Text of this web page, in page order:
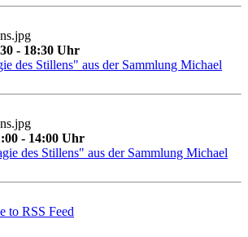
- 18:30 Uhr
des Stillens" aus der Sammlung Michael
- 14:00 Uhr
des Stillens" aus der Sammlung Michael
to RSS Feed